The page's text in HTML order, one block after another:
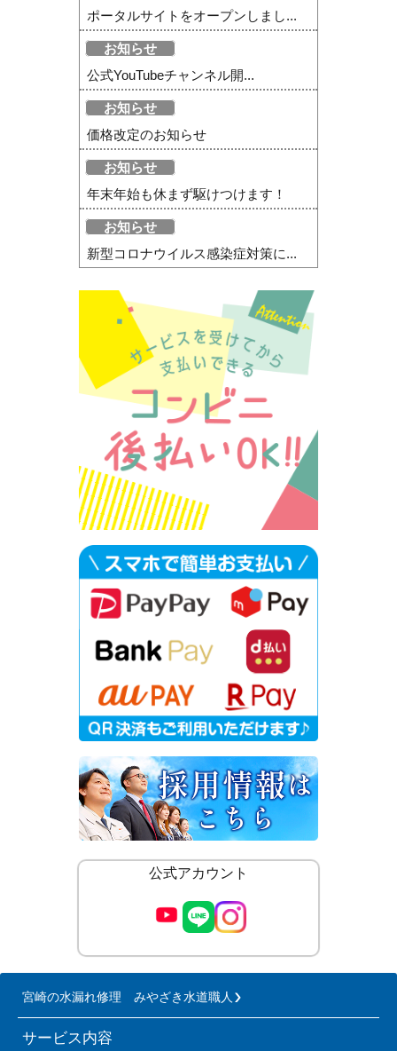
ポータルサイトをオープンしまし...
お知らせ
公式YouTubeチャンネル開...
お知らせ
価格改定のお知らせ
お知らせ
年末年始も休まず駆けつけます！
お知らせ
新型コロナウイルス感染症対策に...
公式アカウント
宮崎の水漏れ修理 みやざき水道職人
サービス内容